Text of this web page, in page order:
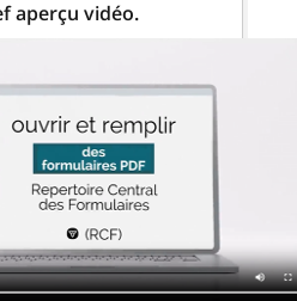
aperçu vidéo.